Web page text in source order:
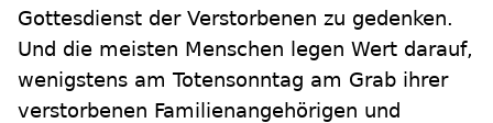
Gottesdienst der Verstorbenen zu gedenken.
Und die meisten Menschen legen Wert darauf,
wenigstens am Totensonntag am Grab ihrer
verstorbenen Familienangehörigen und